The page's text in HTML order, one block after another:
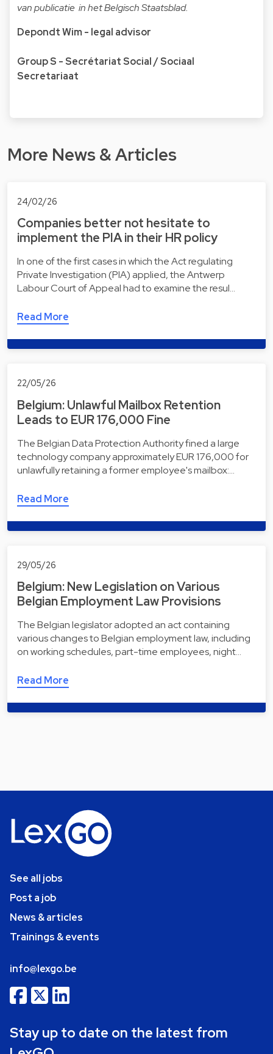
van publicatie in het Belgisch Staatsblad.
Depondt Wim - legal advisor
Group S - Secrétariat Social / Sociaal
Secretariaat
More News & Articles
24/02/26
Companies better not hesitate to
implement the PIA in their HR policy
In one of the first cases in which the Act regulating
Private Investigation (PIA) applied, the Antwerp
Labour Court of Appeal had to examine the resul…
Read More
22/05/26
Belgium: Unlawful Mailbox Retention
Leads to EUR 176,000 Fine
The Belgian Data Protection Authority fined a large
technology company approximately EUR 176,000 for
unlawfully retaining a former employee's mailbox:…
Read More
29/05/26
Belgium: New Legislation on Various
Belgian Employment Law Provisions
The Belgian legislator adopted an act containing
various changes to Belgian employment law, including
on working schedules, part-time employees, night…
Read More
See all jobs
Post a job
News & articles
Trainings & events
info@lexgo.be
Stay up to date on the latest from